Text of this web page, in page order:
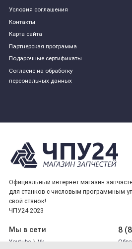
Условия соглашения
Контакты
Карта сайта
Партнерская программа
Подарочные сертификаты
Согласие на обработку
персональных данных
Официальный интернет магазин
для станков с числовым программным
свой станок!
ЧПУ24 2023
8
Мы в сети
Youtube \ Vk